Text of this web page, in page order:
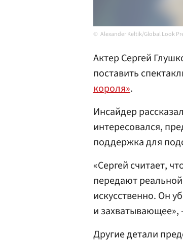
Alexander Keltik/Global Look
Актер Сергей
поставить
короля».
Инсайдер
интересовался,
поддержка для
«Сергей считает,
передают
искусственно. Он
и
Другие детали